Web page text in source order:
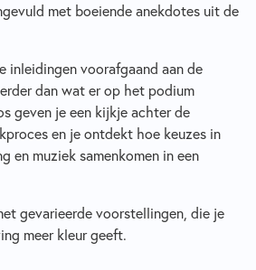
met boeiende anekdotes uit de
inleidingen voorafgaand aan de
dan wat er op het podium
geven je een kijkje achter de
en je ontdekt hoe keuzes in
en muziek samenkomen in een
gevarieerde voorstellingen, die je
meer kleur geeft.